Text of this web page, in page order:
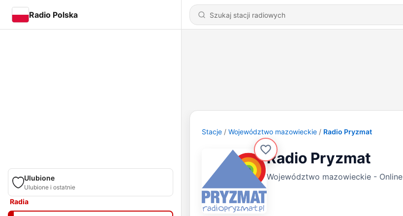
Radio Polska
Ulubione
Ulubione i ostatnie
Radia
Stacje Województwo mazowieckie Radio Pryzmat
Radio Pryzmat
Województwo mazowieckie - Online